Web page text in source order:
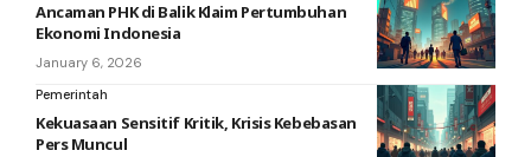
Ancaman PHK di Balik Klaim Pertumbuhan
Ekonomi Indonesia
January 6, 2026
Pemerintah
Kekuasaan Sensitif Kritik, Krisis Kebebasan
Pers Muncul